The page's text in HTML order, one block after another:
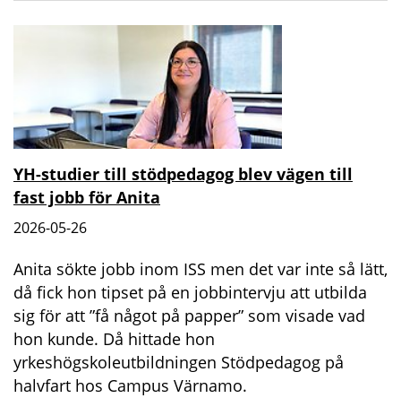
YH-studier till stödpedagog blev vägen till
fast jobb för Anita
2026-05-26
Anita sökte jobb inom ISS men det var inte så lätt,
då fick hon tipset på en jobbintervju att utbilda
sig för att ”få något på papper” som visade vad
hon kunde. Då hittade hon
yrkeshögskoleutbildningen Stödpedagog på
halvfart hos Campus Värnamo.